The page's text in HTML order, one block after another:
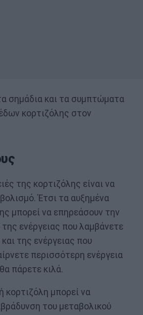
σημάδια και τα συμπτώματα
κορτιζόλης στον
της κορτιζόλης είναι να
Έτσι τα αυξημένα
μπορεί να επηρεάσουν την
ενέργειας που λαμβάνετε
της ενέργειας που
περισσότερη ενέργεια
πάρετε κιλά.
κορτιζόλη μπορεί να
του μεταβολικού